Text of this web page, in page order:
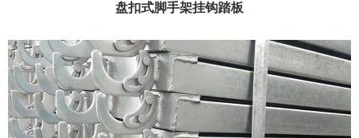
盘扣式脚手架挂钩踏板